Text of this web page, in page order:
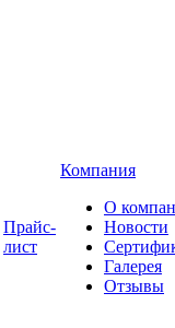
Прайс-
лист
Компания
О
Новости
Галерея
Отзывы